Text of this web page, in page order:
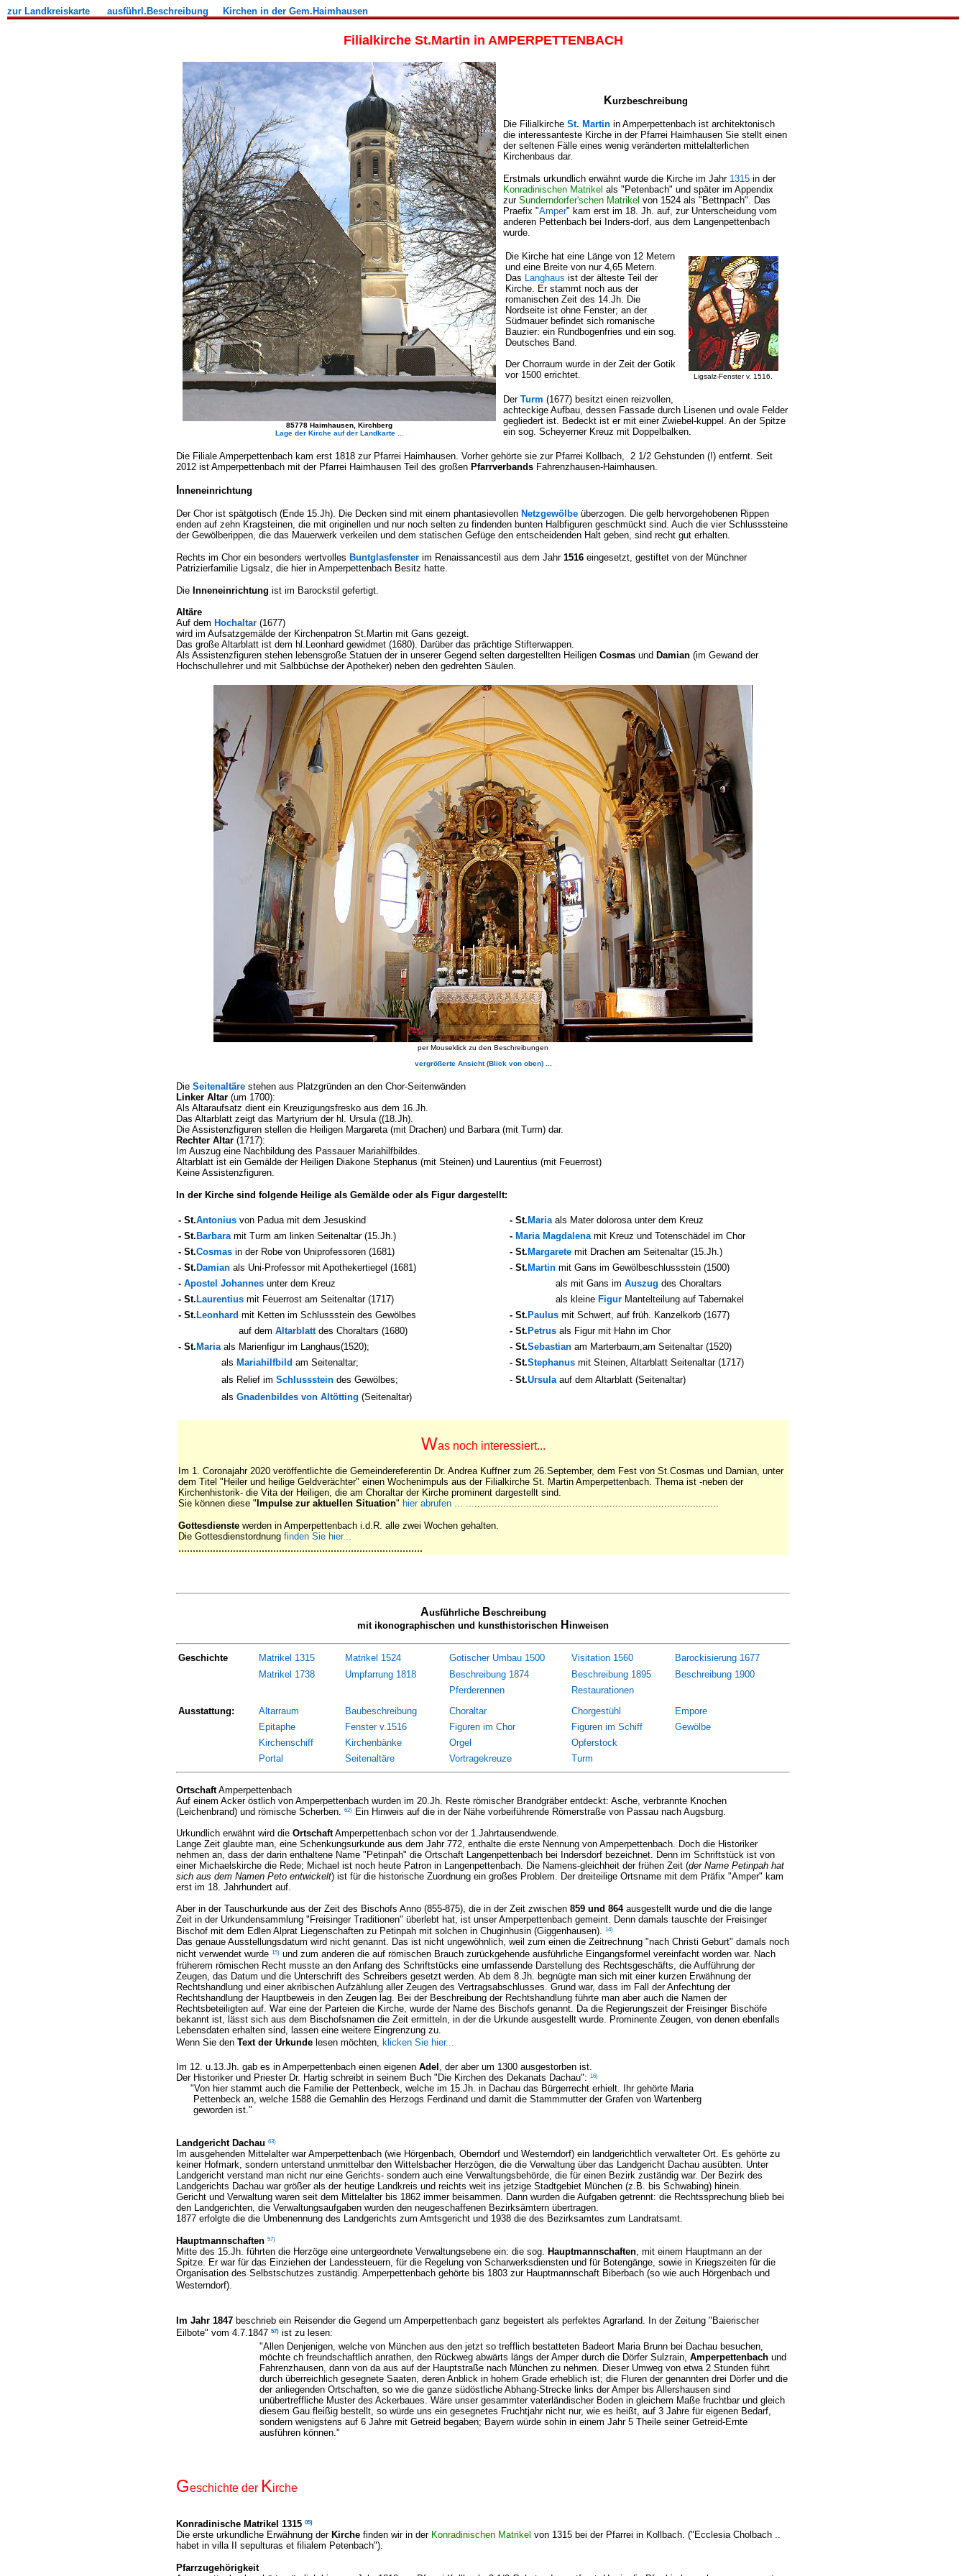
zur Landkreiskarte ausführl.Beschreibung Kirchen in der Gem.Haimhausen
Filialkirche St.Martin in AMPERPETTENBACH
85778 Haimhausen, Kirchberg
Lage der Kirche auf der Landkarte ...
Kurzbeschreibung
Die Filialkirche St. Martin in Amperpettenbach ist architektonisch
die interessanteste Kirche in der Pfarrei Haimhausen Sie stellt einen
der seltenen Fälle eines wenig veränderten mittelalterlichen
Kirchenbaus dar.
Erstmals urkundlich erwähnt wurde die Kirche im Jahr 1315 in der
Konradinischen Matrikel als "Petenbach" und später im Appendix
zur Sunderndorfer'schen Matrikel von 1524 als "Bettnpach". Das
Praefix "Amper" kam erst im 18. Jh. auf, zur Unterscheidung vom
anderen Pettenbach bei Inders-dorf, aus dem Langenpettenbach
wurde.
Die Kirche hat eine Länge von 12 Metern
und eine Breite von nur 4,65 Metern.
Das Langhaus ist der älteste Teil der
Kirche. Er stammt noch aus der
romanischen Zeit des 14.Jh. Die
Nordseite ist ohne Fenster; an der
Südmauer befindet sich romanische
Bauzier: ein Rundbogenfries und ein sog.
Deutsches Band.
Der Chorraum wurde in der Zeit der Gotik
vor 1500 errichtet.
Ligsalz-Fenster v. 1516.
Der Turm (1677) besitzt einen reizvollen,
achteckige Aufbau, dessen Fassade durch Lisenen und ovale Felder
gegliedert ist. Bedeckt ist er mit einer Zwiebel-kuppel. An der Spitze
ein sog. Scheyerner Kreuz mit Doppelbalken.
Die Filiale Amperpettenbach kam erst 1818 zur Pfarrei Haimhausen. Vorher gehörte sie zur Pfarrei Kollbach, 2 1/2 Gehstunden (!) entfernt. Seit
2012 ist Amperpettenbach mit der Pfarrei Haimhausen Teil des großen Pfarrverbands Fahrenzhausen-Haimhausen.
nneneinrichtung
Der Chor ist spätgotisch (Ende 15.Jh). Die Decken sind mit einem phantasievollen Netzgewölbe überzogen. Die gelb hervorgehobenen Rippen
enden auf zehn Kragsteinen, die mit originellen und nur noch selten zu findenden bunten Halbfiguren geschmückt sind. Auch die vier Schlusssteine
der Gewölberippen, die das Mauerwerk verkeilen und dem statischen Gefüge den entscheidenden Halt geben, sind recht gut erhalten.
Rechts im Chor ein besonders wertvolles Buntglasfenster im Renaissancestil aus dem Jahr 1516 eingesetzt, gestiftet von der Münchner
Patrizierfamilie Ligsalz, die hier in Amperpettenbach Besitz hatte.
Die Inneneinrichtung ist im Barockstil gefertigt.
Altäre
Auf dem Hochaltar (1677)
wird im Aufsatzgemälde der Kirchenpatron St.Martin mit Gans gezeigt.
Das große Altarblatt ist dem hl.Leonhard gewidmet (1680). Darüber das prächtige Stifterwappen.
Als Assistenzfiguren stehen lebensgroße Statuen der in unserer Gegend selten dargestellten Heiligen Cosmas und Damian (im Gewand der
Hochschullehrer und mit Salbbüchse der Apotheker) neben den gedrehten Säulen.
per Mouseklick zu den Beschreibungen
vergrößerte Ansicht(Blick von oben) ...
Die Seitenaltäre stehen aus Platzgründen an den Chor-Seitenwänden
Linker Altar (um 1700):
Als Altaraufsatz dient ein Kreuzigungsfresko aus dem 16.Jh.
Das Altarblatt zeigt das Martyrium der hl. Ursula ((18.Jh).
Die Assistenzfiguren stellen die Heiligen Margareta (mit Drachen) und Barbara (mit Turm) dar.
Rechter Altar (1717):
Im Auszug eine Nachbildung des Passauer Mariahilfbildes.
Altarblatt ist ein Gemälde der Heiligen Diakone Stephanus (mit Steinen) und Laurentius (mit Feuerrost)
Keine Assistenzfiguren.
In der Kirche sind folgende Heilige als Gemälde oder als Figur dargestellt:
- St.Antonius von Padua mit dem Jesuskind - St. Mariaals Mater dolorosa unter dem Kreuz
- St. Barbaramit Turm am linken Seitenaltar (15.Jh.) - Maria Magdalenamit Kreuz und Totenschädel im Chor
- St.Cosmas in der Robe von Uniprofessoren (1681) - St. Margarete mit Drachen am Seitenaltar (15.Jh.)
- St. Damian als Uni-Professor mit Apothekertiegel (1681) - St. Martin mit Gans im Gewölbeschlussstein (1500)
- Apostel Johannes unter dem Kreuz als mit Gans im Auszug des Choraltars
- St. Laurentius mit Feuerrost am Seitenaltar (1717) als kleine Figur Mantelteilung auf Tabernakel
- St. Leonhard mit Ketten im Schlussstein des Gewölbes - St. Paulus mit Schwert, auf früh. Kanzelkorb (1677)
auf dem Altarblattdes Choraltars (1680) - St. Petrus als Figur mit Hahn im Chor
- St. Mariaals Marienfigur im Langhaus(1520); - St.Sebastian am Marterbaum,am Seitenaltar (1520)
als Mariahilfbild am Seitenaltar; - St.Stephanus mit Steinen, Altarblatt Seitenaltar (1717)
als Relief im Schlussstein des Gewölbes; - St.Ursulaauf dem Altarblatt (Seitenaltar)
als Gnadenbildes von Altötting (Seitenaltar)
Was noch interessiert...
Im 1. Coronajahr 2020 veröffentlichte die Gemeindereferentin Dr. Andrea Kuffner zum 26.September, dem Fest von St.Cosmas und Damian, unter
dem Titel "Heiler und heilige Geldverächter" einen Wochenimpuls aus der Filialkirche St. Martin Amperpettenbach. Thema ist -neben der
Kirchenhistorik- die Vita der Heiligen, die am Choraltar der Kirche prominent dargestellt sind.
Sie können diese " Impulse zur aktuellen Situation" hier abrufen ... ........................................................................................
Gottesdienste werden in Amperpettenbach i.d.R. alle zwei Wochen gehalten.
Die Gottesdienstordnung finden Sie hier...
.....................................................................................
AusführlicheBeschreibung
mit ikonographischen und kunsthistorischen H inweisen
Geschichte Matrikel 1315 Matrikel 1524 Gotischer Umbau 1500 Visitation 1560
Barockisierung 1677
Matrikel 1738
Umpfarrung 1818 Beschreibung 1874 Beschreibung 1895
Beschreibung 1900
Pferderennen
Restaurationen
Ausstattung:
Altarraum Baubeschreibung Choraltar Chorgestühl
Empore
Epitaphe
Fenster v.1516 Figuren im Chor Figuren im Schiff
Gewölbe
Kirchenschiff
Kirchenbänke Orgel
Opferstock
Portal
Seitenaltäre Vortragekreuze Turm
OrtschaftAmperpettenbach
Auf einem Acker östlich von Amperpettenbach wurden im 20.Jh. Reste römischer Brandgräber entdeckt: Asche, verbrannte Knochen
(Leichenbrand) und römische Scherben. 62) Ein Hinweis auf die in der Nähe vorbeiführende Römerstraße von Passau nach Augsburg.
Urkundlich erwähnt wird die OrtschaftAmperpettenbach schon vor der 1.Jahrtausendwende.
Lange Zeit glaubte man, eine Schenkungsurkunde aus dem Jahr 772, enthalte die erste Nennung von Amperpettenbach. Doch die Historiker
nehmen an, dass der darin enthaltene Name "Petinpah" die Ortschaft Langenpettenbach bei Indersdorf bezeichnet. Denn im Schriftstück ist von
einer Michaelskirche die Rede; Michael ist noch heute Patron in Langenpettenbach. Die Namens-gleichheit der frühen Zeit (der Name Petinpah hat
sich aus dem Namen Peto entwickelt) ist für die historische Zuordnung ein großes Problem. Der dreiteilige Ortsname mit dem Präfix "Amper" kam
erst im 18. Jahrhundert auf.
Aber in der Tauschurkunde aus der Zeit des Bischofs Anno (855-875), die in der Zeit zwischen 859 und 864ausgestellt wurde und die die lange
Zeit in der Urkundensammlung "Freisinger Traditionen" überlebt hat, ist unser Amperpettenbach gemeint. Denn damals tauschte der Freisinger
Bischof mit dem Edlen Alprat Liegenschaften zu Petinpah mit solchen in Chuginhusin (Giggenhausen).
14)
Das genaue Ausstellungsdatum wird nicht genannt. Das ist nicht ungewöhnlich, weil zum einen die Zeitrechnung "nach Christi Geburt" damals noch
nicht verwendet wurde 15) und zum anderen die auf römischen Brauch zurückgehende ausführliche Eingangsformel vereinfacht worden war. Nach
früherem römischen Recht musste an den Anfang des Schriftstücks eine umfassende Darstellung des Rechtsgeschäfts, die Aufführung der
Zeugen, das Datum und die Unterschrift des Schreibers gesetzt werden. Ab dem 8.Jh. begnügte man sich mit einer kurzen Erwähnung der
Rechtshandlung und einer akribischen Aufzählung aller Zeugen des Vertragsabschlusses. Grund war, dass im Fall der Anfechtung der
Rechtshandlung der Hauptbeweis in den Zeugen lag. Bei der Beschreibung der Rechtshandlung führte man aber auch die Namen der
Rechtsbeteiligten auf. War eine der Parteien die Kirche, wurde der Name des Bischofs genannt. Da die Regierungszeit der Freisinger Bischöfe
bekannt ist, lässt sich aus dem Bischofsnamen die Zeit ermitteln, in der die Urkunde ausgestellt wurde. Prominente Zeugen, von denen ebenfalls
Lebensdaten erhalten sind, lassen eine weitere Eingrenzung zu.
Wenn Sie den Text der Urkunde lesen möchten, klicken Sie hier...
Im 12. u.13.Jh. gab es in Amperpettenbach einen eigenen Adel , der aber um 1300 ausgestorben ist.
Der Historiker und Priester Dr. Hartig schreibt in seinem Buch "Die Kirchen des Dekanats Dachau": 16)
"Von hier stammt auch die Familie der Pettenbeck, welche im 15.Jh. in Dachau das Bürgerrecht erhielt. Ihr gehörte Maria
Pettenbeck an, welche 1588 die Gemahlin des Herzogs Ferdinand und damit die Stammmutter der Grafen von Wartenberg
geworden ist."
Landgericht Dachau 63)
Im ausgehenden Mittelalter warAmperpettenbach (wie Hörgenbach, Oberndorf und Westerndorf) ein landgerichtlich verwalteter Ort. Es gehörte zu
keiner Hofmark, sondern unterstand unmittelbar den Wittelsbacher Herzögen, die die Verwaltung über das Landgericht Dachau ausübten. Unter
Landgericht verstand man nicht nur eine Gerichts- sondern auch eine Verwaltungsbehörde, die für einen Bezirk zuständig war. Der Bezirk des
Landgerichts Dachau war größer als der heutige Landkreis und reichts weit ins jetzige Stadtgebiet München (z.B. bis Schwabing) hinein.
Gericht und Verwaltung waren seit dem Mittelalter bis 1862 immer beisammen. Dann wurden die Aufgaben getrennt: die Rechtssprechung blieb bei
den Landgerichten, die Verwaltungsaufgaben wurden den neugeschaffenen Bezirksämtern übertragen.
1877 erfolgte die die Umbenennung des Landgerichts zum Amtsgericht und 1938 die des Bezirksamtes zum Landratsamt.
Hauptmannschaften 57)
Mitte des 15.Jh. führten die Herzöge eine untergeordnete Verwaltungsebene ein: die sog. Hauptmannschaften , mit einem Hauptmann an der
Spitze. Er war für das Einziehen der Landessteuern, für die Regelung von Scharwerksdiensten und für Botengänge, sowie in Kriegszeiten für die
Organisation des Selbstschutzes zuständig Amperpettenbach gehörte bis 1803 zur Hauptmannschaft Biberbach (so wie auch Hörgenbach und
Westerndorf).
Im Jahr 1847 beschrieb ein Reisender die Gegend um Amperpettenbach ganz begeistert als perfektes Agrarland. In der Zeitung "Baierischer
Eilbote" vom 4.7.1847 57) ist zu lesen:
"Allen Denjenigen, welche von München aus den jetzt so trefflich bestatteten Badeort Maria Brunn bei Dachau besuchen,
möchte ch freundschaftlich anrathen, den Rückweg abwärts längs der Amper durch die Dörfer Sulzrain, Amperpettenbach und
Fahrenzhausen, dann von da aus auf der Hauptstraße nach München zu nehmen. Dieser Umweg von etwa 2 Stunden führt
durch überreichlich gesegnete Saaten, deren Anblick in hohem Grade erheblich ist; die Fluren der genannten drei Dörfer und die
der anliegenden Ortschaften, so wie die ganze südöstliche Abhang-Strecke links der Amper bis Allershausen sind
unübertreffliche Muster des Ackerbaues. Wäre unser gesammter vaterländischer Boden in gleichem Maße fruchtbar und gleich
diesem Gau fleißig bestellt, so würde uns ein gesegnetes Fruchtjahr nicht nur, wie es heißt, auf 3 Jahre für eigenen Bedarf,
sondern wenigstens auf 6 Jahre mit Getreid begaben; Bayern würde sohin in einem Jahr 5 Theile seiner Getreid-Ernte
ausführen können."
Geschichte der Kirche
Konradinische Matrikel 1315 05)
Die erste urkundliche Erwähnung der Kirche finden wir in der Konradinischen Matrikel von 1315 bei der Pfarrei in Kollbach. ("Ecclesia Cholbach ..
habet in villa II sepulturas et filialem Petenbach").
Pfarrzugehörigkeit